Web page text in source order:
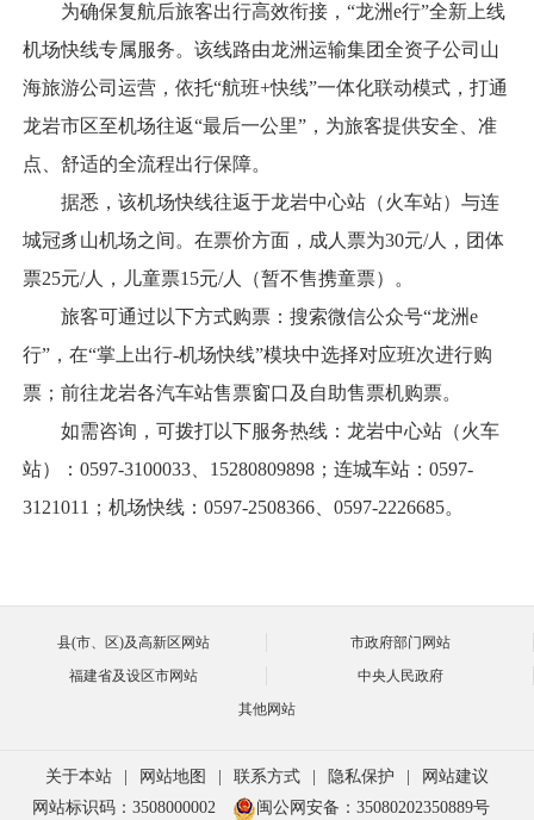
为确保复航后旅客出行高效衔接，“龙洲e行”全新上线
机场快线专属服务。该线路由龙洲运输集团全资子公司山
海旅游公司运营，依托“航班+快线”一体化联动模式，打通
龙岩市区至机场往返“最后一公里”，为旅客提供安全、准
点、舒适的全流程出行保障。
据悉，该机场快线往返于龙岩中心站（火车站）与连
城冠豸山机场之间。在票价方面，成人票为30元/人，团体
票25元/人，儿童票15元/人（暂不售携童票）。
旅客可通过以下方式购票：搜索微信公众号“龙洲e
行”，在“掌上出行-机场快线”模块中选择对应班次进行购
票；前往龙岩各汽车站售票窗口及自助售票机购票。
如需咨询，可拨打以下服务热线：龙岩中心站（火车
站）：0597-3100033、15280809898；连城车站：0597-
3121011；机场快线：0597-2508366、0597-2226685。
县(市、区)及高新区网站
市政府部门网站
福建省及设区市网站
中央人民政府
其他网站
关于本站 网站地图 联系方式 隐私保护
网站建议
网站标识码：3508000002
闽公网安备：35080202350889号